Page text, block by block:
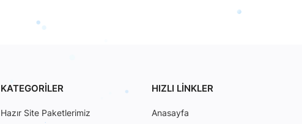
KATEGORILER
Hazır Site Paketlerimiz
HIZLI LINKLER
Anasayfa